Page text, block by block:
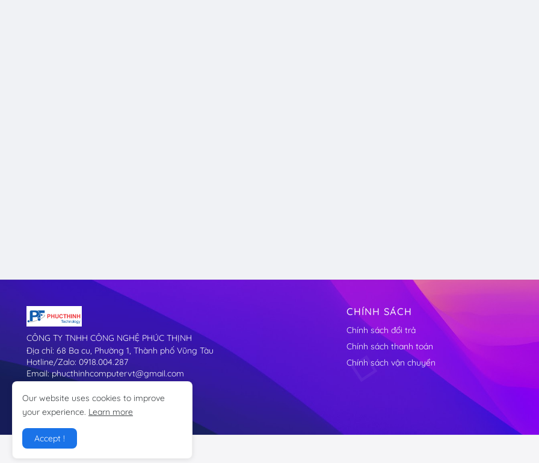
CÔNG TY TNHH CÔNG NGHỆ PHÚC THỊNH
Địa chỉ: 68 Ba cu, Phường 1, Thành phố Vũng Tàu
Hotline/Zalo: 0918.004.287
Email: phucthinhcomputervt@gmail.com
CHÍNH SÁCH
Chính sách đổi trả
Chính sách thanh toán
Chính sách vận chuyển
Our website uses cookies to improve
your experience. Learn more
Accept !